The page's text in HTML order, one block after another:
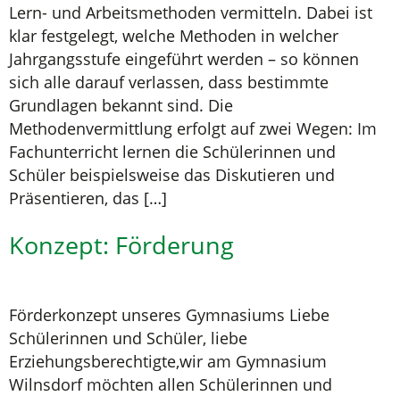
Lern- und Arbeitsmethoden vermitteln. Dabei ist
klar festgelegt, welche Methoden in welcher
Jahrgangsstufe eingeführt werden – so können
sich alle darauf verlassen, dass bestimmte
Grundlagen bekannt sind. Die
Methodenvermittlung erfolgt auf zwei Wegen: Im
Fachunterricht lernen die Schülerinnen und
Schüler beispielsweise das Diskutieren und
Präsentieren, das […]
Konzept: Förderung
Förderkonzept unseres Gymnasiums Liebe
Schülerinnen und Schüler, liebe
Erziehungsberechtigte,wir am Gymnasium
Wilnsdorf möchten allen Schülerinnen und